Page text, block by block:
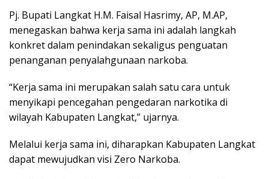
Pj. Bupati Langkat H.M. Faisal Hasrimy, AP, M.AP,
menegaskan bahwa kerja sama ini adalah langkah
konkret dalam penindakan sekaligus penguatan
penanganan penyalahgunaan narkoba.
“Kerja sama ini merupakan salah satu cara untuk
menyikapi pencegahan pengedaran narkotika di
wilayah Kabupaten Langkat,” ujarnya.
Melalui kerja sama ini, diharapkan Kabupaten Langkat
dapat mewujudkan visi Zero Narkoba.